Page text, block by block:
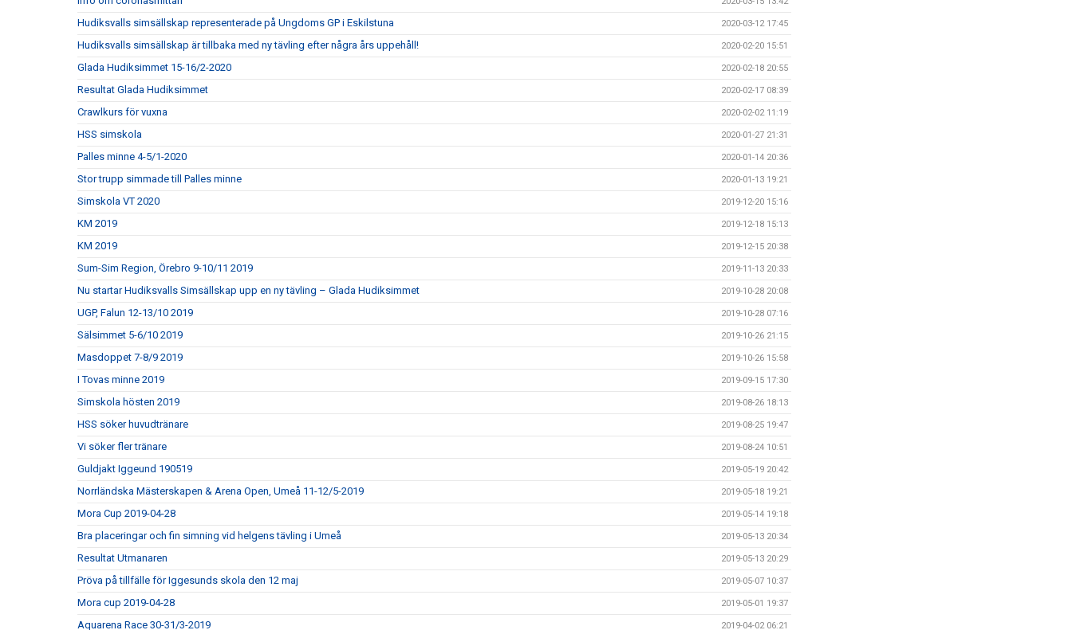
Hudiksvalls simsällskap representerade på Ungdoms GP i Eskilstuna 2020-03-12 17:45
Hudiksvalls simsällskap är tillbaka med ny tävling efter några års uppehåll! 2020-02-20 15:51
Glada Hudiksimmet 15-16/2-2020 2020-02-18 20:55
Resultat Glada Hudiksimmet 2020-02-17 08:39
Crawlkurs för vuxna 2020-02-02 11:19
HSS simskola 2020-01-27 21:31
Palles minne 4-5/1-2020 2020-01-14 20:36
Stor trupp simmade till Palles minne 2020-01-13 19:21
Simskola VT 2020 2019-12-20 15:16
KM 2019 2019-12-18 15:13
KM 2019 2019-12-15 20:38
Sum-Sim Region, Örebro 9-10/11 2019 2019-11-13 20:33
Nu startar Hudiksvalls Simsällskap upp en ny tävling – Glada Hudiksimmet 2019-10-28 20:08
UGP, Falun 12-13/10 2019 2019-10-28 07:16
Sälsimmet 5-6/10 2019 2019-10-26 21:15
Masdoppet 7-8/9 2019 2019-10-26 15:58
I Tovas minne 2019 2019-09-15 17:30
Simskola hösten 2019 2019-08-26 18:13
HSS söker huvudtränare 2019-08-25 19:47
Vi söker fler tränare 2019-08-24 10:51
Guldjakt Iggeund 190519 2019-05-19 20:42
Norrländska Mästerskapen & Arena Open, Umeå 11-12/5-2019 2019-05-18 19:21
Mora Cup 2019-04-28 2019-05-14 19:18
Bra placeringar och fin simning vid helgens tävling i Umeå 2019-05-13 20:34
Resultat Utmanaren 2019-05-13 20:29
Pröva på tillfälle för Iggesunds skola den 12 maj 2019-05-07 10:37
Mora cup 2019-04-28 2019-05-01 19:37
Aquarena Race 30-31/3-2019 2019-04-02 06:21